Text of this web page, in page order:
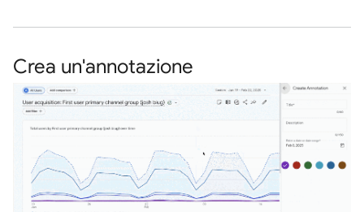
Crea un'annotazione